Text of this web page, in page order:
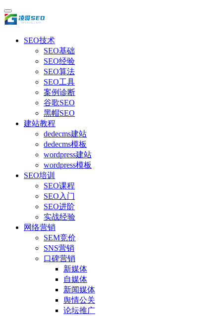
SEO技术
SEO基础
SEO经验
SEO算法
SEO工具
案例诊断
谷歌SEO
黑帽SEO
建站教程
dedecms建站
dedecms模板
wordpress建站
wordpress模板
SEO培训
SEO课程
SEO入门
SEO进阶
实战经验
网络营销
SEM竞价
SNS营销
口碑营销
新媒体
自媒体
新闻媒体
舆情公关
论坛推广